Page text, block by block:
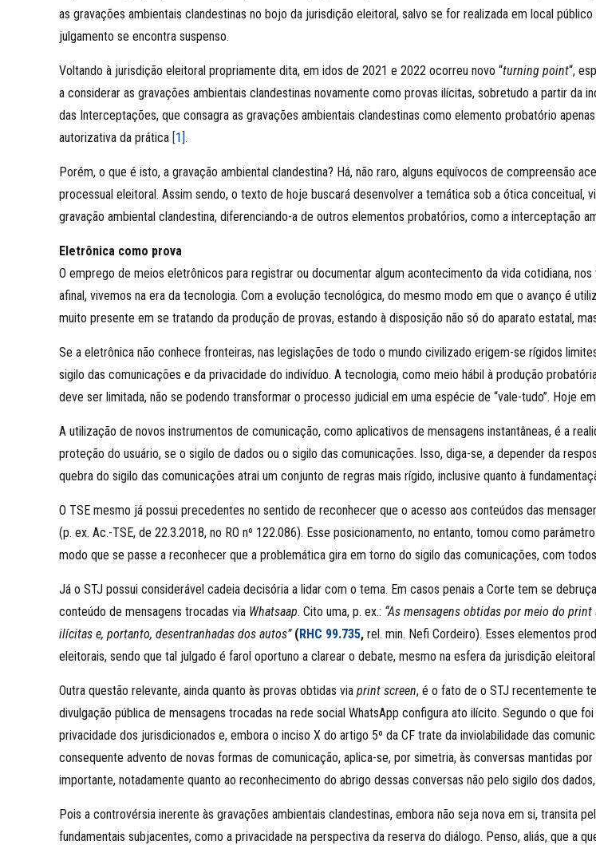
as gravações ambientais clandestinas no bojo da jurisdição eleitoral, salvo se for realizada em local
julgamento se encontra suspenso.
Voltando à jurisdição eleitoral propriamente dita, em idos de 2021 e 2022 ocorreu novo “turning point“,
a considerar as gravações ambientais clandestinas novamente como provas ilícitas, sobretudo a partir da
das Interceptações, que consagra as gravações ambientais clandestinas como elemento probatório
autorizativa da prática [1].
Porém, o que é isto, a gravação ambiental clandestina? Há, não raro, alguns equívocos de compreensão
processual eleitoral. Assim sendo, o texto de hoje buscará desenvolver a temática sob a ótica conceitual,
gravação ambiental clandestina, diferenciando-a de outros elementos probatórios, como a interceptação
Eletrônica como prova
O emprego de meios eletrônicos para registrar ou documentar algum acontecimento da vida cotidiana,
afinal, vivemos na era da tecnologia. Com a evolução tecnológica, do mesmo modo em que o avanço é
muito presente em se tratando da produção de provas, estando à disposição não só do aparato estatal,
Se a eletrônica não conhece fronteiras, nas legislações de todo o mundo civilizado erigem-se rígidos
sigilo das comunicações e da privacidade do indivíduo. A tecnologia, como meio hábil à produção
deve ser limitada, não se podendo transformar o processo judicial em uma espécie de “vale-tudo”. Hoje
A utilização de novos instrumentos de comunicação, como aplicativos de mensagens instantâneas, é a
proteção do usuário, se o sigilo de dados ou o sigilo das comunicações. Isso, diga-se, a depender da
quebra do sigilo das comunicações atrai um conjunto de regras mais rígido, inclusive quanto à
O TSE mesmo já possui precedentes no sentido de reconhecer que o acesso aos conteúdos das
(p. ex. Ac.-TSE, de 22.3.2018, no RO nº 122.086). Esse posicionamento, no entanto, tomou como
modo que se passe a reconhecer que a problemática gira em torno do sigilo das comunicações, com
Já o STJ possui considerável cadeia decisória a lidar com o tema. Em casos penais a Corte tem se
conteúdo de mensagens trocadas via Whatsaap. Cito uma, p. ex.: “As mensagens obtidas por meio do
ilícitas e, portanto, desentranhadas dos autos” (RHC 99.735,rel. min. Nefi Cordeiro). Esses elementos
eleitorais, sendo que tal julgado é farol oportuno a clarear o debate, mesmo na esfera da jurisdição eleitoral.
Outra questão relevante, ainda quanto às provas obtidas viaprint screen, é o fato de o STJ recentemente
divulgação pública de mensagens trocadas na rede social WhatsApp configura ato ilícito. Segundo o que
privacidade dos jurisdicionados e, embora o inciso X do artigo 5º da CF trate da inviolabilidade das
consequente advento de novas formas de comunicação, aplica-se, por simetria, às conversas mantidas
importante, notadamente quanto ao reconhecimento do abrigo dessas conversas não pelo sigilo dos
Pois a controvérsia inerente às gravações ambientais clandestinas, embora não seja nova em si, transita
fundamentais subjacentes, como a privacidade na perspectiva da reserva do diálogo. Penso, aliás, que a